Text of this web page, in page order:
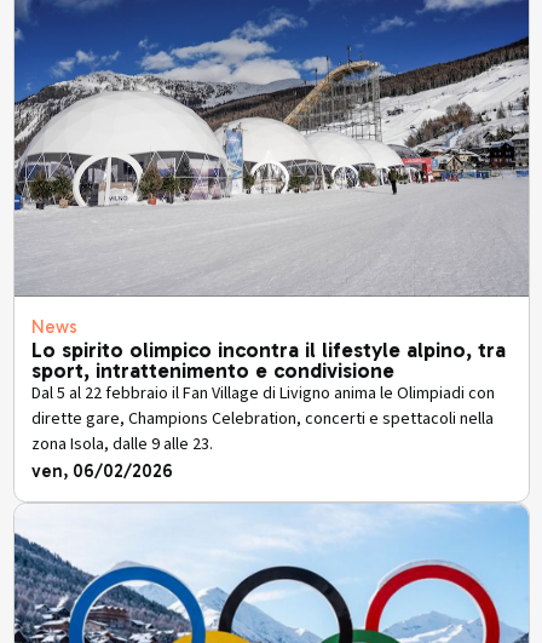
News
Lo spirito olimpico incontra il lifestyle alpino, tra
sport, intrattenimento e condivisione
Dal 5 al 22 febbraio il Fan Village di Livigno anima le Olimpiadi con
dirette gare, Champions Celebration, concerti e spettacoli nella
zona Isola, dalle 9 alle 23.
ven, 06/02/2026